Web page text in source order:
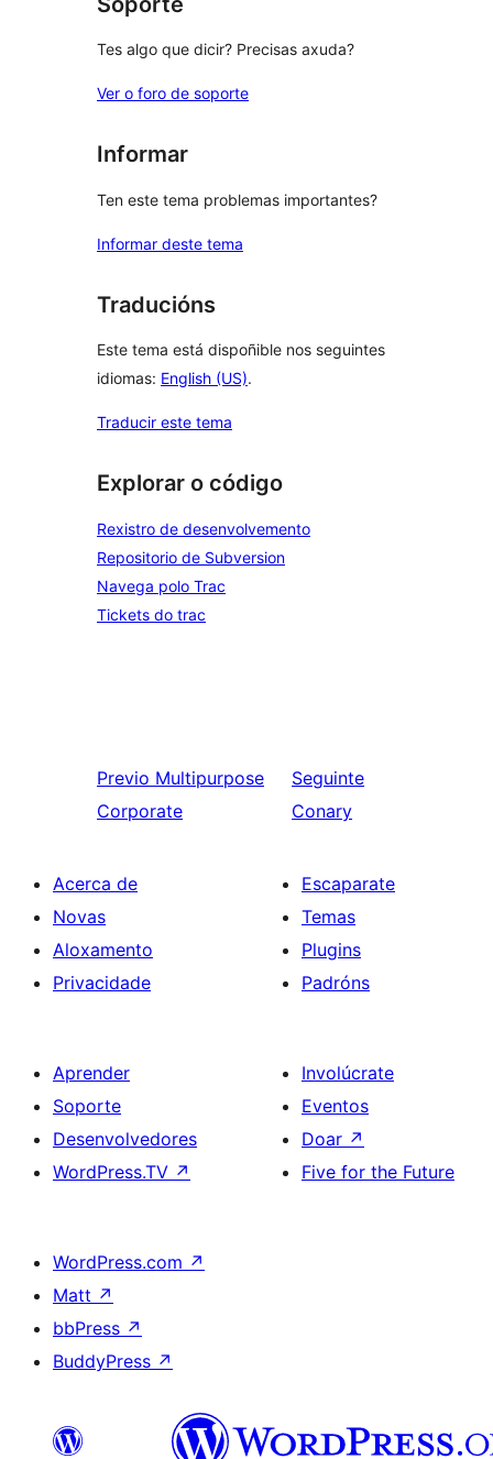
Tes algo que dicir? Precisas axuda?
Ver o foro de soporte
Informar
Ten este tema problemas importantes?
Informar deste tema
Traducións
Este tema está dispoñible nos seguintes
idiomas: English (US).
Traducir este tema
Explorar o código
Rexistro de desenvolvemento
Repositorio de Subversion
Navega polo Trac
Tickets do trac
Previo Multipurpose
Corporate
Seguinte
Conary
Acerca de
Novas
Aloxamento
Privacidade
Escaparate
Temas
Plugins
Padróns
Aprender
Soporte
Desenvolvedores
WordPress.TV ↗
Involúcrate
Eventos
Doar ↗
Five for the Future
WordPress.com ↗
Matt ↗
bbPress ↗
BuddyPress ↗